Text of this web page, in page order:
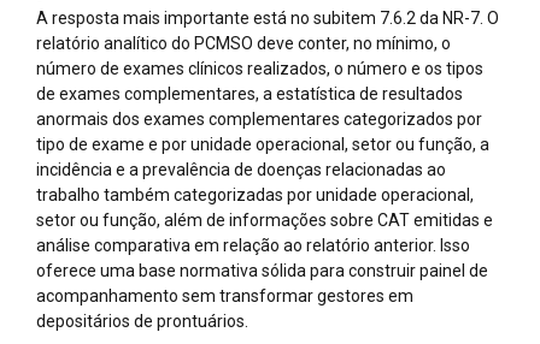
A resposta mais importante está no subitem 7.6.2 da NR-7. O
relatório analítico do PCMSO deve conter, no mínimo, o
número de exames clínicos realizados, o número e os tipos
de exames complementares, a estatística de resultados
anormais dos exames complementares categorizados por
tipo de exame e por unidade operacional, setor ou função, a
incidência e a prevalência de doenças relacionadas ao
trabalho também categorizadas por unidade operacional,
setor ou função, além de informações sobre CAT emitidas e
análise comparativa em relação ao relatório anterior. Isso
oferece uma base normativa sólida para construir painel de
acompanhamento sem transformar gestores em
depositários de prontuários.